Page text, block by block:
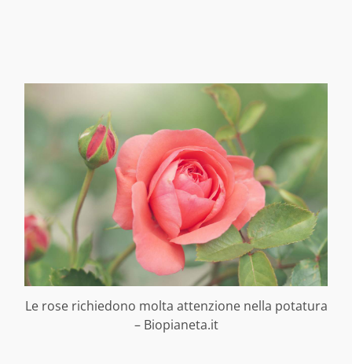
Le rose richiedono molta attenzione nella potatura
– Biopianeta.it